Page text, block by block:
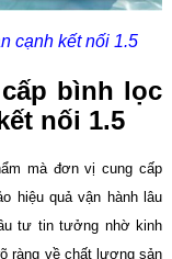
cạnh kết nối 1.5
bình lọc
nối 1.5
mà đơn vị cung cấp
hiệu quả vận hành lâu
tư tin tưởng nhờ kinh
ràng về chất lượng sản